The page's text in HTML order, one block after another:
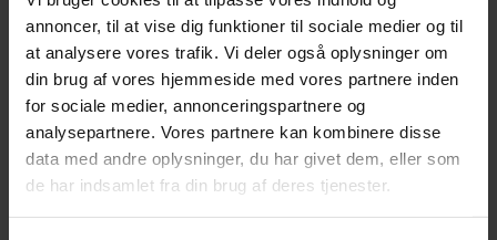
annoncer, til at vise dig funktioner til sociale medier og til
at analysere vores trafik. Vi deler også oplysninger om
din brug af vores hjemmeside med vores partnere inden
for sociale medier, annonceringspartnere og
analysepartnere. Vores partnere kan kombinere disse
data med andre oplysninger, du har givet dem, eller som
de har indsamlet fra din brug af deres tjenester.
Senior manager Statsautoriseret revisor
Joan Silberbauer
73 52 45 67
jsb@beierholm.dk